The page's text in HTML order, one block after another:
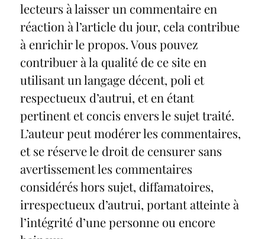
lecteurs à laisser un commentaire en
réaction à l’article du jour, cela contribue
à enrichir le propos. Vous pouvez
contribuer à la qualité de ce site en
utilisant un langage décent, poli et
respectueux d’autrui, et en étant
pertinent et concis envers le sujet traité.
L’auteur peut modérer les commentaires,
et se réserve le droit de censurer sans
avertissement les commentaires
considérés hors sujet, diffamatoires,
irrespectueux d’autrui, portant atteinte à
l’intégrité d’une personne ou encore